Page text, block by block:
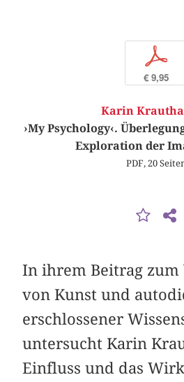
p
€ 9,95
Karin
›My Psychology‹.
Exploration der
PDF, 20
In ihrem Beitrag zum
von Kunst und
erschlossener
untersucht Karin
Einfluss und das